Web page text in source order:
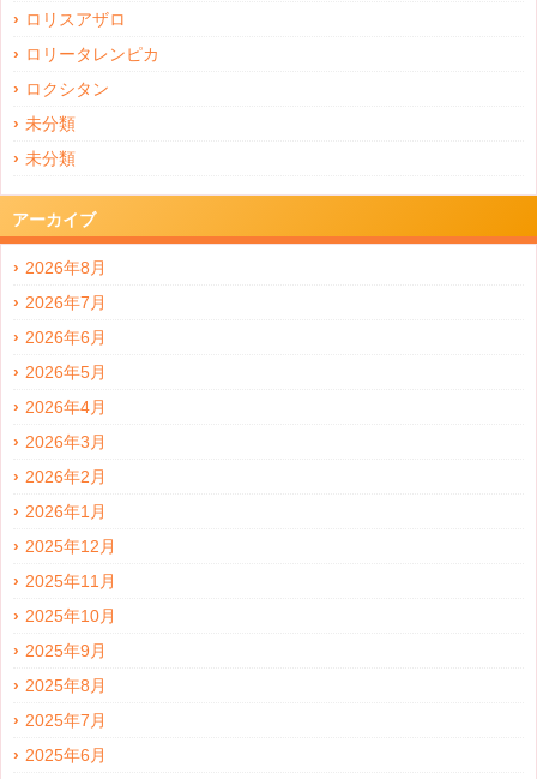
ロリスアザロ
ロリータレンピカ
ロクシタン
未分類
未分類
アーカイブ
2026年8月
2026年7月
2026年6月
2026年5月
2026年4月
2026年3月
2026年2月
2026年1月
2025年12月
2025年11月
2025年10月
2025年9月
2025年8月
2025年7月
2025年6月